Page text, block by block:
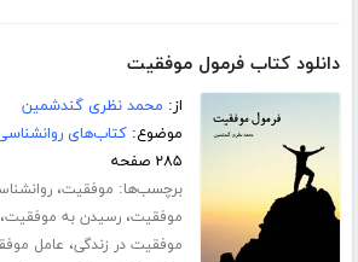
دانلود کتاب فرمول موفقیت
از: محمد نظری گندشمین
موضوع:کتاب‌های
۲۸۵ صفحه
برچسب‌ها: موفقیت،
موفقیت،رسیدن به موفقیت،
موفقیت در زندگی، عامل